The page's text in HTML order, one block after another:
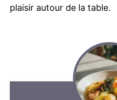
plaisir autour de la table.